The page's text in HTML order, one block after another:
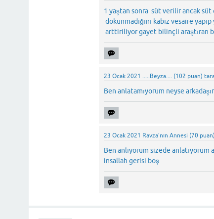
1 yaştan sonra süt verilir ancak süt
dokunmadığını kabız vesaire
arttiriliyor gayet bilinçli araştıran
23 Ocak 2021 .....Beyza.... (102 puan)
Ben anlatamıyorum neyse
23 Ocak 2021 Ravza'nın Annesi (70 puan)
Ben anlıyorum sizede anlatıyorum
insallah gerisi boş